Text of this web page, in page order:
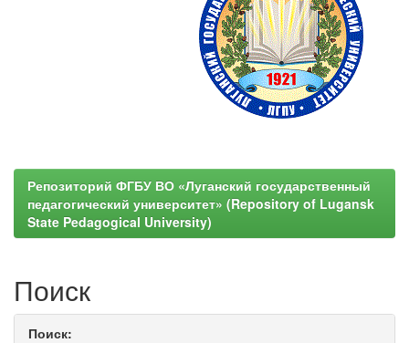
Репозиторий ФГБУ ВО «Луганский государственный
педагогический университет» (Repository of Lugansk
State Pedagogical University)
Поиск
Поиск: